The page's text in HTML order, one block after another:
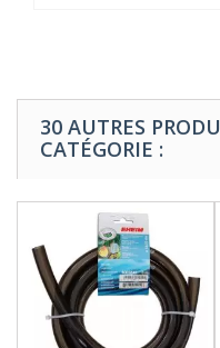
30 AUTRES
CATÉGORIE :